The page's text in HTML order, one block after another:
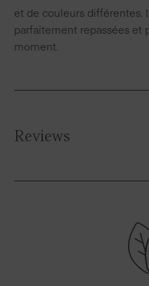
et de couleurs différentes.
parfaitement repassées et
moment.
Reviews